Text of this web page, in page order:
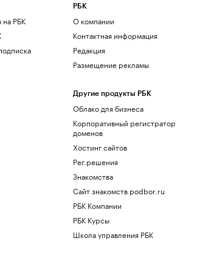
РБК
РБК
О компании
Контактная информация
Редакция
Размещение рекламы
Другие продукты РБК
Облако для бизнеса
Корпоративный регистратор
доменов
Хостинг сайтов
Рег.решения
Знакомства
Сайт знакомств podbor.ru
РБК Компании
РБК Курсы
Школа управления РБК